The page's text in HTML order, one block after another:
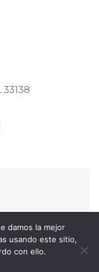
damos la mejor
usando este sitio,
con ello.